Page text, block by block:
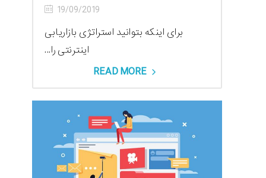
19/09/2019
برای اینکه بتوانید استراتژی بازاریابی
اینترنتی را...
READ MORE